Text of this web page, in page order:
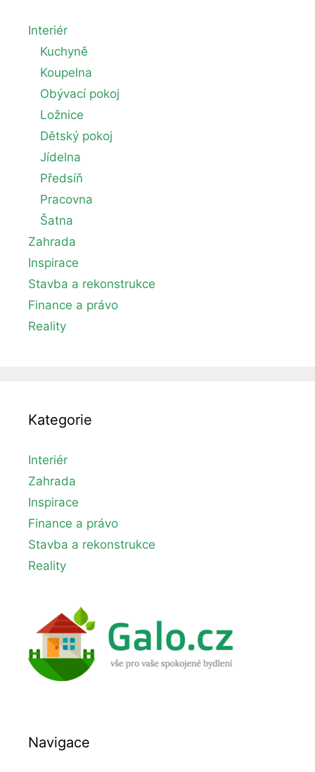
Interiér
Kuchyně
Koupelna
Obývací pokoj
Ložnice
Dětský pokoj
Jídelna
Předsíň
Pracovna
Šatna
Zahrada
Inspirace
Stavba a rekonstrukce
Finance a právo
Reality
Kategorie
Interiér
Zahrada
Inspirace
Finance a právo
Stavba a rekonstrukce
Reality
Navigace